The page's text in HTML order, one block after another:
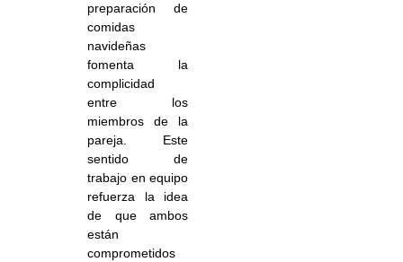
preparación de
comidas
navideñas
fomenta la
complicidad
entre los
miembros de la
pareja. Este
sentido de
trabajo en equipo
refuerza la idea
de que ambos
están
comprometidos